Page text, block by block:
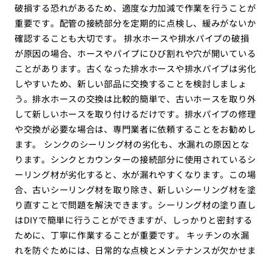
破損する恐れがあるため、適度な力加減で作業を行うことが
重要です。配管の接続部分を定期的に点検し、緩みがないか
確認することも大切です。 排水ホースや排水パイプの破損
が原因の場合、ホースやパイプにひび割れや穴が開いている
ことがあります。古くなった排水ホースや排水パイプは劣化
しやすいため、新しい部品に交換することを検討しましょ
う。排水ホースの交換は比較的簡単で、古いホースを取り外
して新しいホースを取り付けるだけです。排水パイプの修理
や交換が必要な場合は、専門業者に依頼することをお勧めし
ます。 シンクのシーリング材の劣化も、水漏れの原因とな
ります。シンクとカウンターの接続部分に使用されているシ
ーリング材が劣化すると、水が漏れやすくなります。この場
合、古いシーリング材を取り除き、新しいシーリング材を塗
り直すことで問題を解決できます。シーリング材の塗り直し
はDIYで簡単に行うことができますが、しっかりと密封する
ために、丁寧に作業することが重要です。 キッチンの水漏
れを防ぐためには、日常的な点検とメンテナンスが欠かせま